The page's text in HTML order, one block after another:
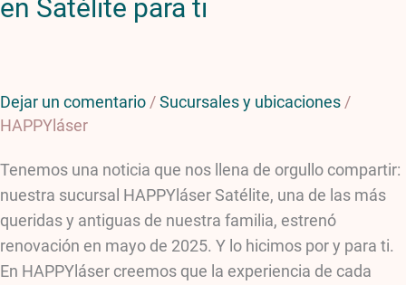
en Satélite para ti
Dejar un comentario/Sucursales y ubicaciones/
HAPPYláser
Tenemos una noticia que nos llena de orgullo compartir:
nuestra sucursal HAPPYláser Satélite, una de las más
queridas y antiguas de nuestra familia, estrenó
renovación en mayo de 2025. Y lo hicimos por y para ti.
En HAPPYláser creemos que la experiencia de cada